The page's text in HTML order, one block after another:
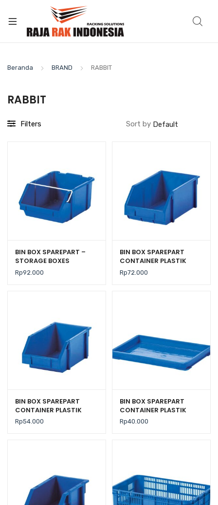
Beranda BRAND RABBIT
RABBIT
Filters Sort by
BIN BOX SPAREPART –
STORAGE BOXES
INDUSTRI RABBIT 4022
Rp92.000
BIN BOX SPAREPART
CONTAINER PLASTIK
INDUSTRI RABBIT 0222
Rp72.000
BIN BOX SPAREPART
CONTAINER PLASTIK
INDUSTRI RABBIT 0333
Rp54.000
BIN BOX SPAREPART
CONTAINER PLASTIK
INDUSTRI RABBIT 0555
Rp40.000